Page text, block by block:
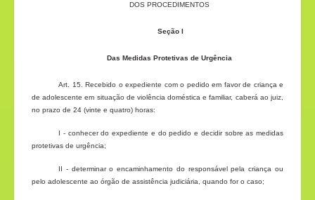
DOS PROCEDIMENTOS
Seção I
Das Medidas Protetivas de Urgência
Art. 15. Recebido o expediente com o pedido em favor de criança e
de adolescente em situação de violência doméstica e familiar, caberá ao juiz,
no prazo de 24 (vinte e quatro) horas:
I - conhecer do expediente e do pedido e decidir sobre as medidas
protetivas de urgência;
II - determinar o encaminhamento do responsável pela criança ou
pelo adolescente ao órgão de assistência judiciária, quando for o caso;